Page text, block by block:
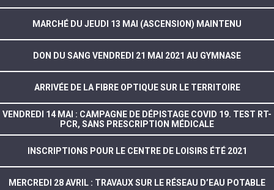
MARCHÉ DU JEUDI 13 MAI (ASCENSION) MAINTENU
DON DU SANG VENDREDI 21 MAI 2021 AU GYMNASE
ARRIVÉE DE LA FIBRE OPTIQUE SUR LE TERRITOIRE
VENDREDI 14 MAI : CAMPAGNE DE DÉPISTAGE COVID 19. TEST RT-
PCR, SANS PRESCRIPTION MÉDICALE
INSCRIPTIONS POUR LE CENTRE DE LOISIRS ÉTÉ 2021
MERCREDI 28 AVRIL : TRAVAUX SUR LE RÉSEAU D’EAU POTABLE